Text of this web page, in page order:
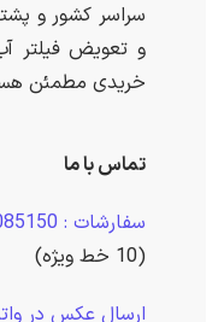
سراسر کشور و
و تعویض فیلتر
خریدی مطمئن
تماس با ما
سفارشات : 22085150 -021
(10 خط ویژه)
ارسال عکس در